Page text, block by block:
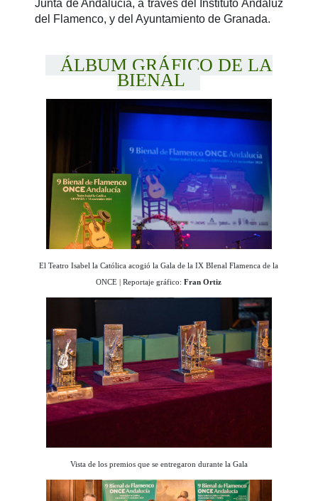
Junta de Andalucía, a través del Instituto Andaluz
del Flamenco, y del Ayuntamiento de Granada.
ÁLBUM GRÁFICO DE LA
BIENAL
El Teatro Isabel la Católica acogió la Gala de la IX BIenal Flamenca de la
ONCE | Reportaje gráfico: Fran Ortiz
Vista de los premios que se entregaron durante la Gala